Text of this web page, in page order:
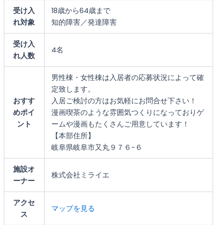
受け入
れ対象
18歳から64歳まで
知的障害
発達障害
受け入
れ人数
4名
おすす
めポイ
ント
男性棟・女性棟は入居者の応募状況によって確
定致します。
入居ご検討の方はお気軽にお問合せ下さい！
漫画喫茶のような雰囲気つくりになっておりゲ
ームや漫画もたくさんご用意しています！
【本部住所】
岐阜県岐阜市又丸９７６−６
施設オ
ーナー
株式会社ミライエ
アクセ
ス
マップを見る